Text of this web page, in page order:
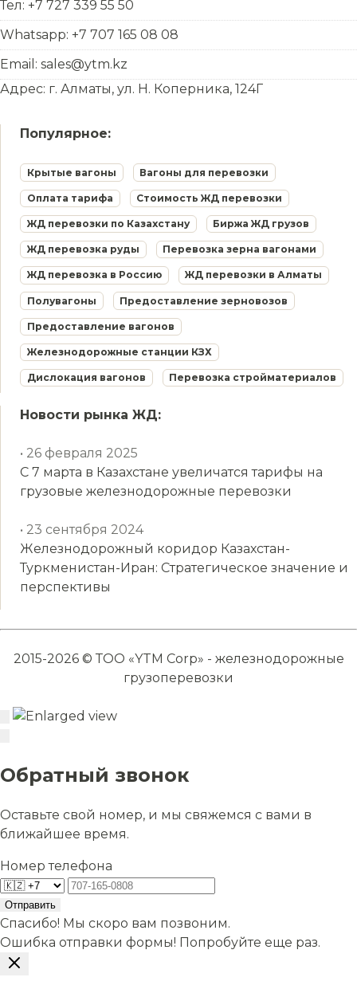
Тел: +7 727 339 55 50
Whatsapp: +7 707 165 08 08
Email: sales@ytm.kz
Адрес: г. Алматы, ул. Н. Коперника, 124Г
Популярное:
Крытые вагоны Вагоны для перевозки
Оплата тарифа Стоимость ЖД перевозки
ЖД перевозки по Казахстану Биржа ЖД грузов
ЖД перевозка руды Перевозка зерна вагонами
ЖД перевозка в Россию ЖД перевозки в Алматы
Полувагоны Предоставление зерновозов
Предоставление вагонов
Железнодорожные станции КЗХ
Дислокация вагонов Перевозка стройматериалов
Новости рынка ЖД:
• 26 февраля 2025
С 7 марта в Казахстане увеличатся тарифы на
грузовые железнодорожные перевозки
• 23 сентября 2024
Железнодорожный коридор Казахстан-
Туркменистан-Иран: Стратегическое значение и
перспективы
2015-2026 © ТОО «YTM Corp» - железнодорожные
грузоперевозки
Обратный звонок
Оставьте свой номер, и мы свяжемся с вами в
ближайшее время.
Номер телефона
Отправить
Спасибо! Мы скоро вам позвоним.
Ошибка отправки формы! Попробуйте еще раз.